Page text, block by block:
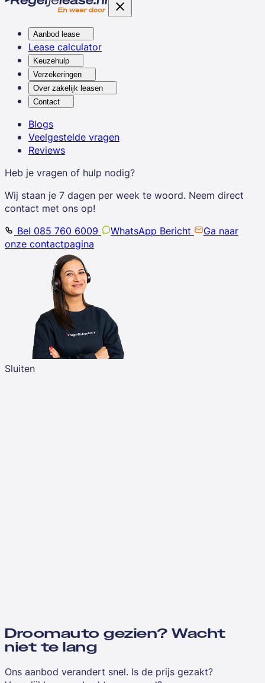
Aanbod lease
Lease calculator
Keuzehulp
Verzekeringen
Over zakelijk leasen
Contact
Blogs
Veelgestelde vragen
Reviews
Heb je vragen of hulp nodig?
Wij staan je 7 dagen per week te woord. Neem direct
contact met ons op!
Bel 085 760 6009
WhatsApp Bericht
Ga naar
onze contactpagina
Sluiten
Droomauto gezien? Wacht
niet te lang
Ons aanbod verandert snel. Is de prijs gezakt?